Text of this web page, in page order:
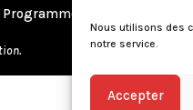
Nous utilisons des
notre service.
Accepter
Programme de fidélité